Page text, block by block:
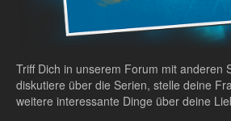
Triff Dich in unserem Forum mit anderen
diskutiere über die Serien, stelle deine
weitere interessante Dinge über deine